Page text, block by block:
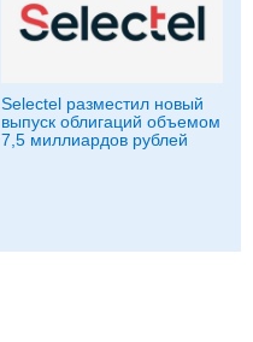
Selectel разместил новый
выпуск облигаций объемом
7,5 миллиардов рублей